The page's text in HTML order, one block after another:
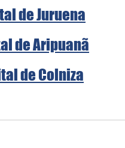
de Juruena
de Aripuanã
de Colniza